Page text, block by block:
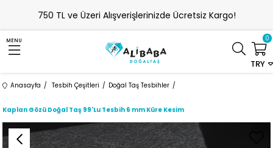
750 TL ve Üzeri Alışverişlerinizde Ücretsiz Kargo!
MENU
TRY
0
Anasayfa Tesbih Çeşitleri Doğal Taş Tesbihler
Kaplan Gözü Doğal Taş 99'Lu Tesbih 6 mm Küre Kesim